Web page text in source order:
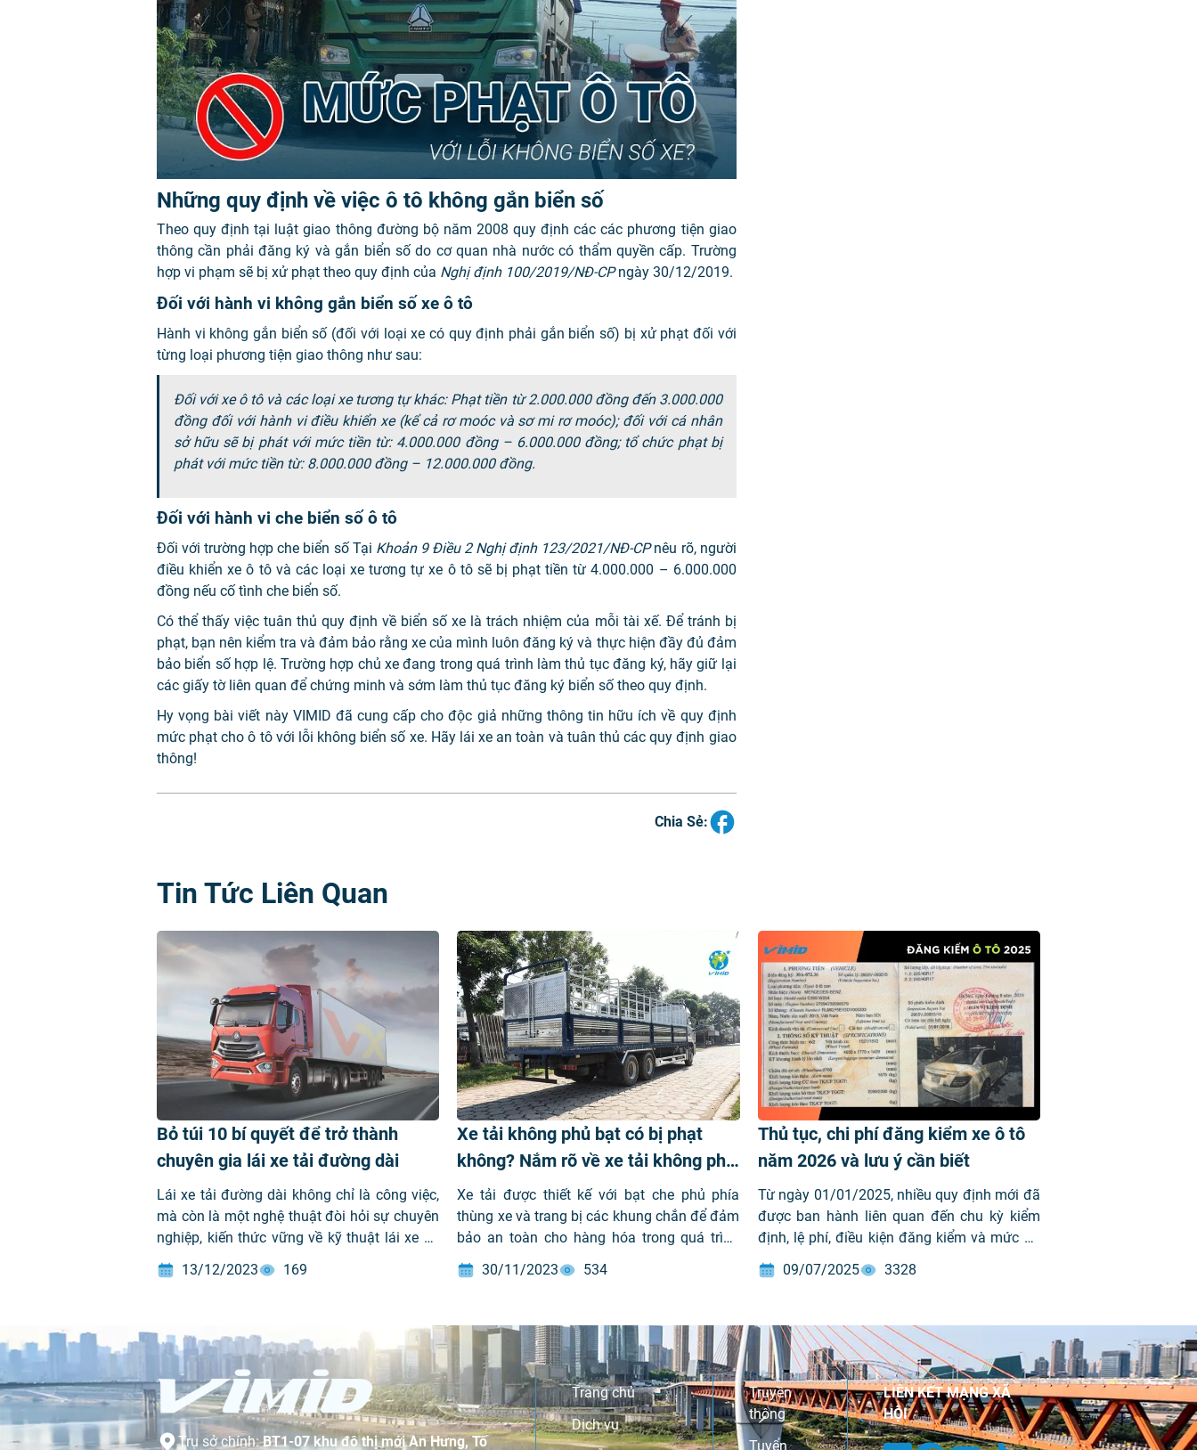
Những quy định về việc ô tô không gắn biển số
Theo quy định tại luật giao thông đường bộ năm 2008 quy định các các phương tiện giao
thông cần phải đăng ký và gắn biển số do cơ quan nhà nước có thẩm quyền cấp. Trường
hợp vi phạm sẽ bị xử phạt theo quy định của Nghị định 100/2019/NĐ-CPngày 30/12/2019.
Đối với hành vi không gắn biển số xe ô tô
Hành vi không gắn biển số (đối với loại xe có quy định phải gắn biển số) bị xử phạt đối với
từng loại phương tiện giao thông như sau:
Đối với xe ô tô và các loại xe tương tự khác: Phạt tiền từ 2.000.000 đồng đến 3.000.000
đồng đối với hành vi điều khiển xe (kể cả rơ moóc và sơ mi rơ moóc); đối với cá nhân
sở hữu sẽ bị phát với mức tiền từ: 4.000.000 đồng – 6.000.000 đồng; tổ chức phạt bị
phát với mức tiền từ: 8.000.000 đồng – 12.000.000 đồng.
Đối với hành vi che biển số ô tô
Đối với trường hợp che biển số Tại Khoản 9 Điều 2 Nghị định 123/2021/NĐ-CPnêu rõ, người
điều khiển xe ô tô và các loại xe tương tự xe ô tô sẽ bị phạt tiền từ 4.000.000 – 6.000.000
đồng nếu cố tình che biển số.
Có thể thấy việc tuân thủ quy định về biển số xe là trách nhiệm của mỗi tài xế. Để tránh bị
phạt, bạn nên kiểm tra và đảm bảo rằng xe của mình luôn đăng ký và thực hiện đầy đủ đảm
bảo biển số hợp lệ. Trường hợp chủ xe đang trong quá trình làm thủ tục đăng ký, hãy giữ lại
các giấy tờ liên quan để chứng minh và sớm làm thủ tục đăng ký biển số theo quy định.
Hy vọng bài viết này VIMID đã cung cấp cho độc giả những thông tin hữu ích về quy định
mức phạt cho ô tô với lỗi không biển số xe. Hãy lái xe an toàn và tuân thủ các quy định giao
thông!
Chia Sẻ:
Tin Tức Liên Quan
Bỏ túi 10 bí quyết để trở thành
chuyên gia lái xe tải đường dài
Lái xe tải đường dài không chỉ là công việc,
mà còn là một nghệ thuật đòi hỏi sự chuyên
nghiệp, kiến thức vững về kỹ thuật lái xe và
khả năng quản lý thời gian, chịu được áp
lực. Dưới đây là những bí quyết và trải
13/12/2023 169
Xe tải không phủ bạt có bị phạt
không? Nắm rõ về xe tải không phủ
bạt
Xe tải được thiết kế với bạt che phủ phía
thùng xe và trang bị các khung chắn để đảm
bảo an toàn cho hàng hóa trong quá trình
vận chuyển. Tuy nhiên, xe tải không phủ bạt
có bị phạt không? đối mặt với nguy cơ nào
30/11/2023 534
Thủ tục, chi phí đăng kiểm xe ô tô
năm 2026 và lưu ý cần biết
Từ ngày 01/01/2025, nhiều quy định mới đã
được ban hành liên quan đến chu kỳ kiểm
định, lệ phí, điều kiện đăng kiểm và mức xử
phạt nếu không thực hiện đúng. Trong bài
viết này, VIMID sẽ cùng các bạn tìm hiểu chi
quy trình, giấy tờ cần chuẩn bị, các mức phí
đến những điều cần tránh để không bị từ
chối đăng kiểm.
09/07/2025 3328
Trụ sở chính:BT1-07 khu đô thị mới An Hưng, Tố
Trang chủ
Dịch vụ
Truyền
thông
Tuyển
LIÊN KẾT MẠNG XÃ
HỘI